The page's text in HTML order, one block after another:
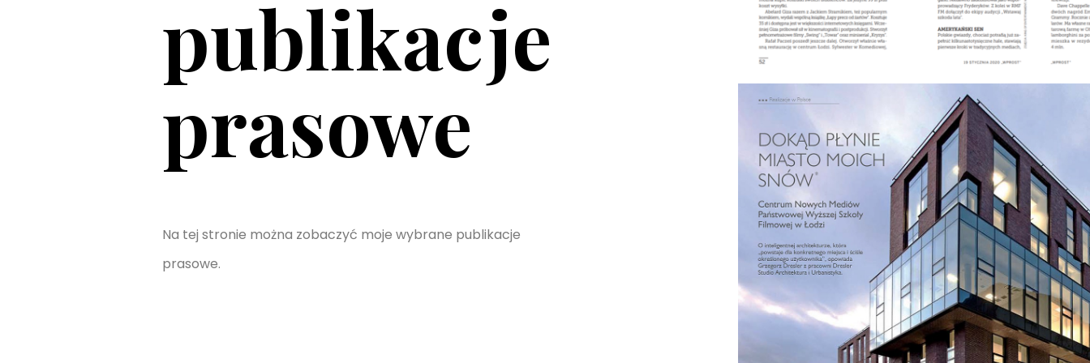
publikacje
prasowe
Na tej stronie można zobaczyć moje wybrane publikacje
prasowe.